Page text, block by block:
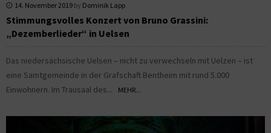
14. November 2019 by Dominik Lapp
Stimmungsvolles Konzert von Bruno Grassini:
„Dezemberlieder“ in Uelsen
Das niedersächsische Uelsen – nicht zu verwechseln mit Uelzen – ist
eine Samtgemeinde in der Grafschaft Bentheim mit rund 5.000
Einwohnern. Im Trausaal des...
MEHR...